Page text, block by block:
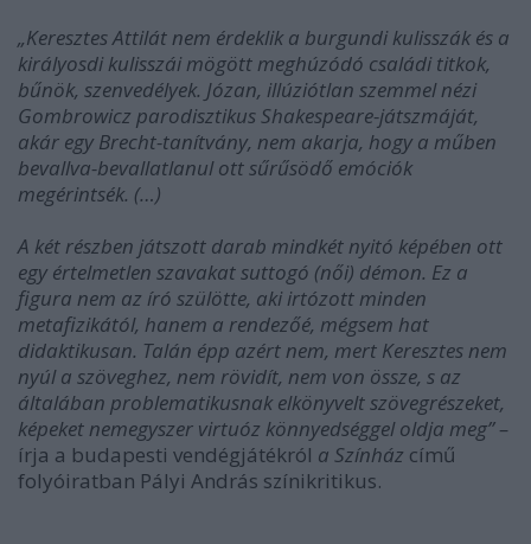
„Keresztes Attilát nem érdeklik a burgundi kulisszák és a
királyosdi kulisszái mögött meghúzódó családi titkok,
bűnök, szenvedélyek. Józan, illúziótlan szemmel nézi
Gombrowicz parodisztikus Shakespeare-játszmáját,
akár egy Brecht-tanítvány, nem akarja, hogy a műben
bevallva-bevallatlanul ott sűrűsödő emóciók
megérintsék. (…)
A két részben játszott darab mindkét nyitó képében ott
egy értelmetlen szavakat suttogó (női) démon. Ez a
figura nem az író szülötte, aki irtózott minden
metafizikától, hanem a rendezőé, mégsem hat
didaktikusan. Talán épp azért nem, mert Keresztes nem
nyúl a szöveghez, nem rövidít, nem von össze, s az
általában problematikusnak elkönyvelt szövegrészeket,
képeket nemegyszer virtuóz könnyedséggel oldja meg” –
írja a budapesti vendégjátékról a Színház című
folyóiratban Pályi András színikritikus.